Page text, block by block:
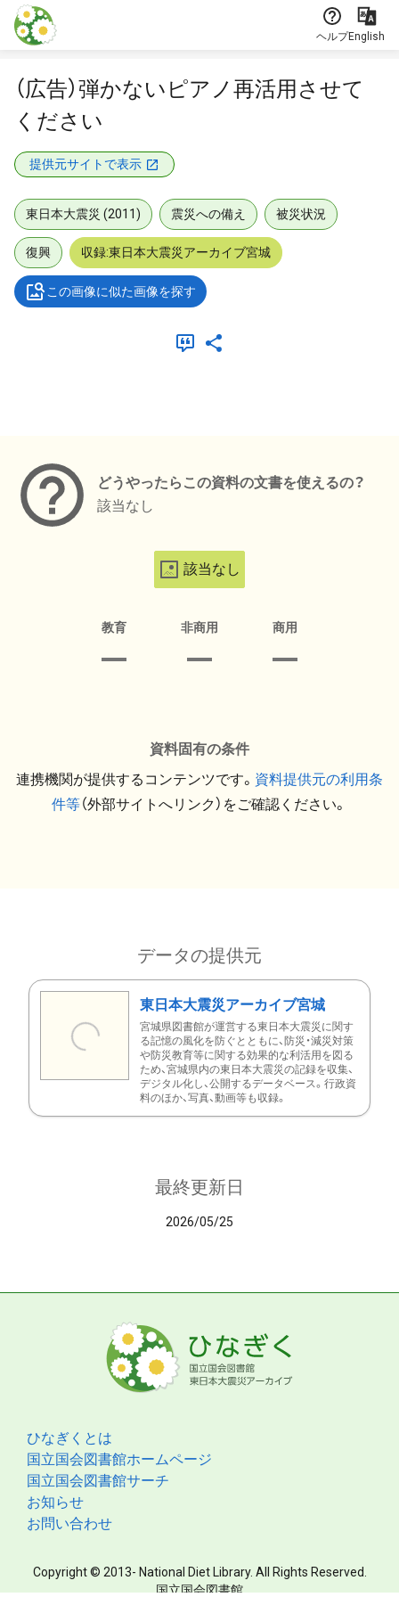
本文に飛ぶ
ヘルプEnglish
（広告）弾かないピアノ再活用させて
ください
提供元サイトで表示
東日本大震災 (2011) 震災への備え 被災状況
復興 収録:東日本大震災アーカイブ宮城
この画像に似た画像を探す
どうやったらこの資料の文書を使えるの？
該当なし
該当なし
教育 非商用 商用
資料固有の条件
連携機関が提供するコンテンツです。 資料提供元の利用条
件等（外部サイトへリンク）をご確認ください。
データの提供元
東日本大震災アーカイブ宮城
宮城県図書館が運営する東日本大震災に関す
る記憶の風化を防ぐとともに、防災・減災対策
や防災教育等に関する効果的な利活用を図る
ため、宮城県内の東日本大震災の記録を収集、
デジタル化し、公開するデータベース。行政資
料のほか、写真、動画等も収録。
最終更新日
2026/05/25
ひなぎくとは
国立国会図書館ホームページ
国立国会図書館サーチ
お知らせ
お問い合わせ
Copyright © 2013- National Diet Library. All Rights Reserved.